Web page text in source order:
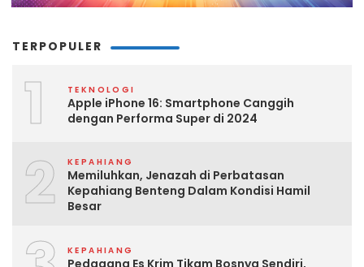
TERPOPULER
1 TEKNOLOGI
Apple iPhone 16: Smartphone Canggih
dengan Performa Super di 2024
2 KEPAHIANG
Memiluhkan, Jenazah di Perbatasan
Kepahiang Benteng Dalam Kondisi Hamil
Besar
KEPAHIANG
Pedagang Es Krim Tikam Bosnya Sendiri,